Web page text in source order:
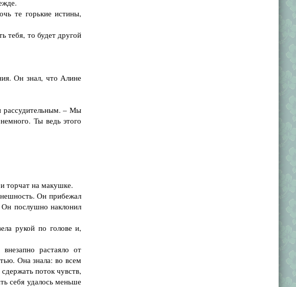
те горькие истины,
тебя, то будет другой
Он знал, что Алине
рассудительным. – Мы
Ты ведь этого
торчат на макушке.
Он прибежал
послушно наклонил
рукой по голове и,
растаяло от
Она знала: во всем
поток чувств,
себя удалось меньше